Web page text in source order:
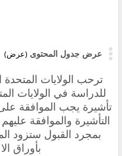
عرض جدول المحتوى (عرض)
ترحب الولايات المتحدة
للدراسة في الولايات
تأشيرة يجب الموافقة
التأشيرة والموافقة
بمجرد القبول ستزود
بأوراق